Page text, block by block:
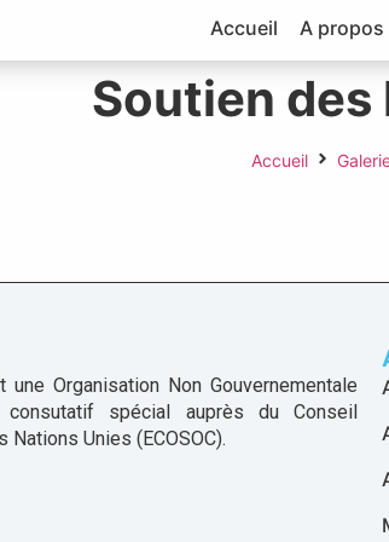
Accueil A propos
Soutien des
Accueil
une Organisation Non Gouvernementale
spécial auprès du Conseil
Unies (ECOSOC).